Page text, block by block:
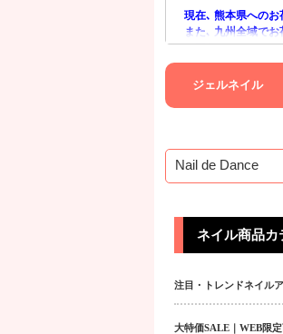
現在､ 熊本県への
また､ 九州全域で
ご不便をおかけい
ジェルネイル
ネイル商品カ
注目・トレンドネイル
大特価SALE｜WEB限